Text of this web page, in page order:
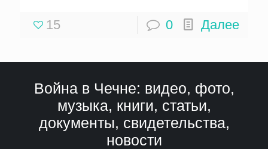
15 0 Далее
Война в Чечне: видео, фото,
музыка, книги, статьи,
документы, свидетельства,
новости